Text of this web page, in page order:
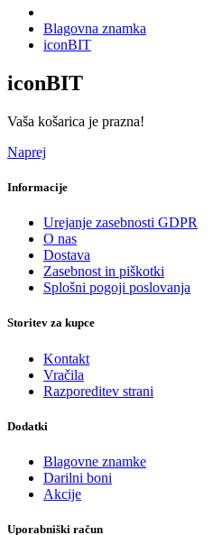
Blagovna znamka
iconBIT
iconBIT
Vaša košarica je prazna!
Naprej
Informacije
Urejanje zasebnosti GDPR
O nas
Dostava
Zasebnost in piškotki
Splošni pogoji poslovanja
Storitev za kupce
Kontakt
Vračila
Razporeditev strani
Dodatki
Blagovne znamke
Darilni boni
Akcije
Uporabniški račun